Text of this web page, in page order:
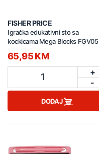
FISHER PRICE
Igračka edukativni sto sa
kockicama Mega Blocks FGV05
65,95 KM
1
+
-
DODAJ